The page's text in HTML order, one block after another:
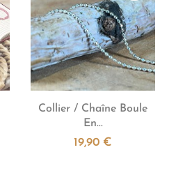
Aperçu rapide
Collier / Chaîne Boule
En...
19,90 €